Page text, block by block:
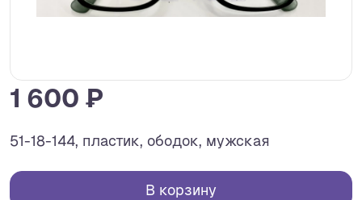
1 600 ₽
51-18-144, пластик, ободок, мужская
В корзину